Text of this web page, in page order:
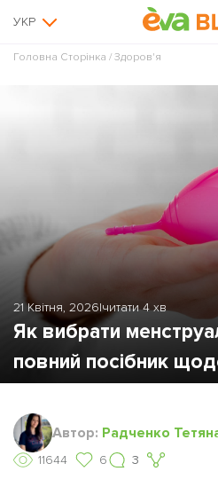
УКР
Головна Сторінка / Здоров'я
21 Квітня, 2026|читати 4 хв
Як вибрати
повний посібник
Автор: Радченко
11644 6 3